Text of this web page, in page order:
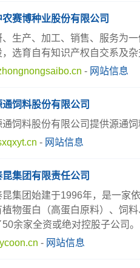
农赛博种业股份有限公司
、生产、加工、销售、服务为
，选育自有知识产权自交系及杂
- 网站信息
通饲料股份有限公司
通饲料股份有限公司提供源通
- 网站信息
集团有限责任公司
昆集团始建于1996年，是一家
植物蛋白（高蛋白原料）、饲
余家全资或绝对控股子公司。
- 网站信息